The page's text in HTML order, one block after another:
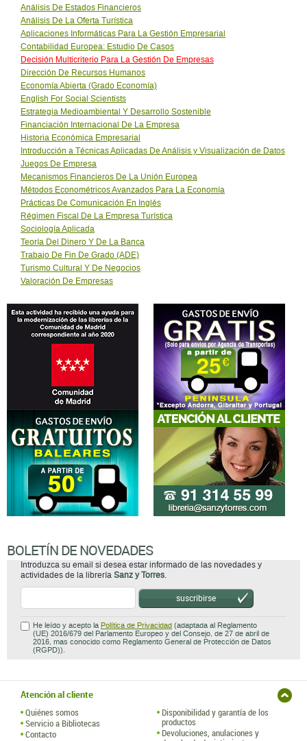
Análisis De Estados Financieros
Análisis De La Oferta Turística
Aplicaciones Informáticas Para La Gestión Empresarial
Contabilidad Europea: Estudio De Casos
Decisión Multicriterio Para La Gestión De Empresas
Dirección De Recursos Humanos
Economía Abierta (Grado Economía)
English For Social Scientists
Estrategia Medioambiental Y Desarrollo Sostenible
Financiación Internacional De La Empresa
Historia Económica Empresarial
Introducción a Técnicas Aplicadas De Análisis y Visualización de Datos
Juegos De Empresa
Mecanismos Financieros De La Unión Europea
Métodos Econométricos Avanzados Para La Economía
Prácticas De Comunicación En Inglés
Régimen Fiscal De La Empresa Turística
Sociología Aplicada
Teoría Del Dinero Y De La Banca
Trabajo De Fin De Grado (ADE)
Turismo Cultural Y De Negocios
Valoración De Empresas
BOLETÍN DE NOVEDADES
Introduzca su email si desea estar informado de las novedades y
actividades de la librería Sanz y Torres.
suscribirse
He leído y acepto la Política de Privacidad (adaptada al Reglamento
(UE) 2016/679 del Parlamento Europeo y del Consejo, de 27 de abril de
2016, mas conocido como Reglamento General de Protección de Datos
(RGPD)).
Atención al cliente
Quiénes somos
Servicio a Bibliotecas
Contacto
Disponibilidad y garantía de los
productos
Devoluciones, anulaciones y